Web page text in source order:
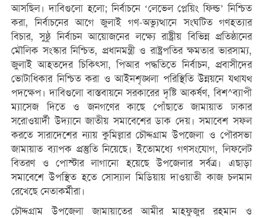
আসছিল। দাবিগুলো হলো; নির্বাচনে ‘লেভেল প্লেয়িং ফিল্ড’ নিশ্চিত
করা, নির্বাচনের আগে জুলাই গণ-অভ্যুত্থানে সংঘটিত গণহত্যার
বিচার, সুষ্ঠু নির্বাচন আয়োজনের লক্ষ্যে রাষ্ট্রীয় বিভিন্ন প্রতিষ্ঠানের
মৌলিক সংস্কার নিশ্চিত, প্রধানমন্ত্রী ও রাষ্ট্রপতির ক্ষমতার ভারসাম্য,
জুলাই আহতদের চিকিৎসা, পিআর পদ্ধতিতে নির্বাচন, প্রবাসীদের
ভোটাধিকার নিশ্চিত করা ও আইনশৃঙ্খলা পরিস্থিতি উন্নয়নে যথাযথ
পদক্ষেপ। দাবিগুলো বাস্তবায়নে সরকারের দৃষ্টি আকর্ষণ, বিশ^ব্যাপী
ম্যাসেজ দিতে ও জনগণের কাছে পোঁছাতে জামায়াত ঢাকার
সরোওয়ার্দী উদ্যানে জাতীয় সমাবেশের ডাক দেয়। সমাবেশ সফল
করতে সারাদেশের ন্যায় কুমিল্লার চৌদ্দগ্রাম উপজেলা ও পৌরসভা
জামায়াত ব্যাপক প্রস্তুতি নিয়েছে। ইতোমধ্যে গণসংযোগ, লিফলেট
বিতরণ ও পোস্টার লাগানো হয়েছে উপজেলার সর্বত্র। এছাড়া
সমাবেশে উপস্থিত হতে সোস্যাল মিডিয়ায় দাওয়াতী কাজ চলমান
রেখেছে নেতাকর্মীরা।
চৌদ্দগ্রাম উপজেলা জামায়াতের আমীর মাহফুজুর রহমান ও